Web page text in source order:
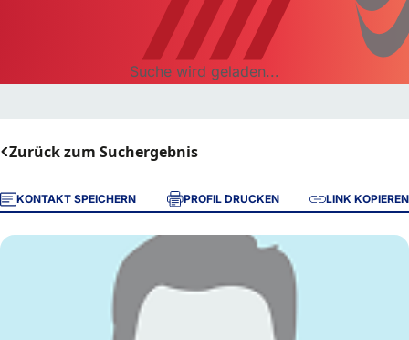
Suche wird geladen...
Zurück zum Suchergebnis
KONTAKT SPEICHERN PROFIL DRUCKEN LINK KOPIEREN